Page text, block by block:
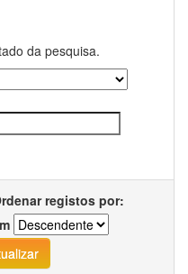
da pesquisa.
registos por: